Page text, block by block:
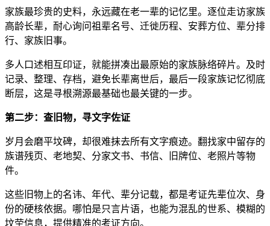
家族最珍贵的史料，永远藏在老一辈的记忆里。逐位走访家族
高龄长辈，耐心询问祖辈名号、迁徙历程、安葬方位、辈分排
行、家族旧事。
多人口述相互印证，就能拼凑出最原始的家族脉络碎片。及时
记录、整理、存档，避免长辈离世后，最后一段家族记忆彻底
断层，这是寻根溯源最基础也最关键的一步。
第二步：查旧物，寻文字佐证
岁月会磨平坟碑，却很难抹去所有文字痕迹。翻找家中留存的
族谱残页、老地契、分家文书、书信、旧牌位、老照片等物
件。
这些旧物上的名讳、年代、辈分记载，都是考证先辈位次、身
份的硬核依据。哪怕是只言片语，也能为混乱的世系、模糊的
坟茔信息，提供精准的考证方向。